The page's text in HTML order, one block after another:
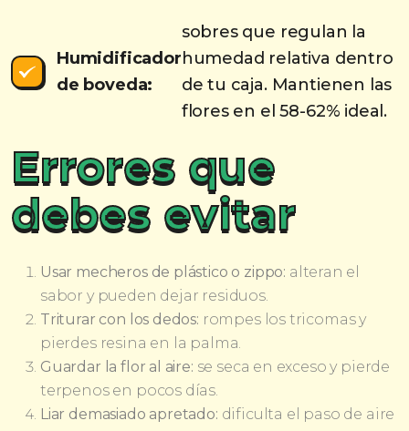
Humidificador
de boveda:
sobres que regulan la
humedad relativa dentro
de tu caja. Mantienen las
flores en el 58-62% ideal.
Errores que
debes evitar
Usar mecheros de plástico o zippo: alteran el
sabor y pueden dejar residuos.
Triturar con los dedos: rompes los tricomas y
pierdes resina en la palma.
Guardar la flor al aire: se seca en exceso y pierde
terpenos en pocos días.
Liar demasiado apretado: dificulta el paso de aire